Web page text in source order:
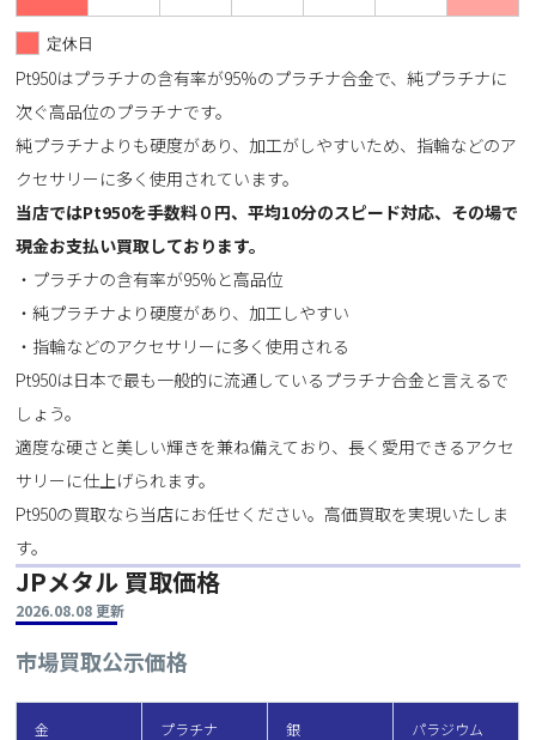
定休日
Pt950はプラチナの含有率が95%のプラチナ合金で、純プラチナに
次ぐ高品位のプラチナです。
純プラチナよりも硬度があり、加工がしやすいため、指輪などのア
クセサリーに多く使用されています。
当店ではPt950を手数料０円、平均10分のスピード対応、その場で
現金お支払い買取しております。
・プラチナの含有率が95%と高品位
・純プラチナより硬度があり、加工しやすい
・指輪などのアクセサリーに多く使用される
Pt950は日本で最も一般的に流通しているプラチナ合金と言えるで
しょう。
適度な硬さと美しい輝きを兼ね備えており、長く愛用できるアクセ
サリーに仕上げられます。
Pt950の買取なら当店にお任せください。高価買取を実現いたしま
す。
JPメタル 買取価格
2026.08.08 更新
市場買取公示価格
金
プラチナ
銀
パラジウム